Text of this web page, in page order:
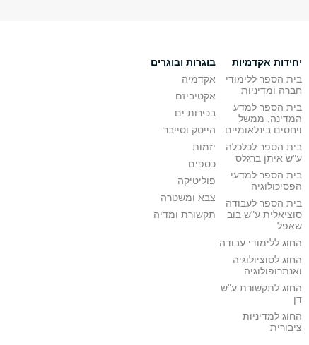
יחידות אקדמיות
בית הספר ללימודי
חברה ומדיניות
בית הספר למדע
המדינה, ממשל
ויחסים בינלאומיים
בית הספר לכלכלה
ע"ש איתן ברגלס
בית הספר למדעי
הפסיכולוגיה
בית הספר לעבודה
סוציאלית ע"ש בוב
שאפל
החוג ללימודי עבודה
החוג לסוציולוגיה
ואנתרופולוגיה
החוג לתקשורת ע"ש
דן
החוג למדיניות
ציבורית
בוגרות ובוגרים
אקדמיה
אקטיביזם
בכירות.ים
הייטק וסייבר
יזמות
כספים
פוליטיקה
צבא ומשטרה
תקשורת ומדיה